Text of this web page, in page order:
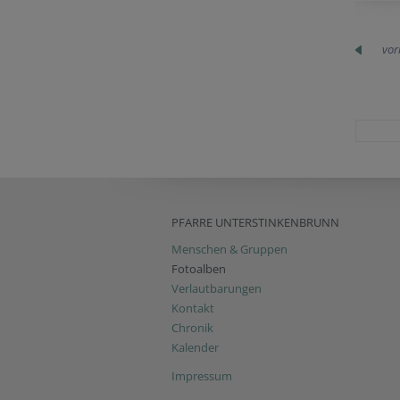
PFARRE UNTERSTINKENBRUNN
Menschen & Gruppen
Fotoalben
Verlautbarungen
Kontakt
Chronik
Kalender
Impressum